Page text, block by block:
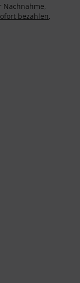
Nachnahme,
bezahlen,